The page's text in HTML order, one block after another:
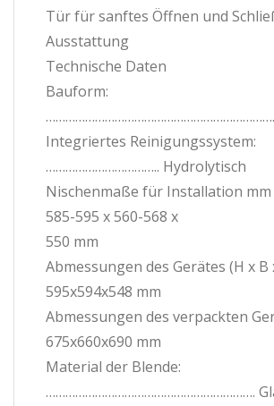
Tür für sanftes Öffnen und
Ausstattung
Technische Daten
Bauform:
Integriertes Reinigungssystem:
…………………………….. Hydrolytisch
Nischenmaße für Installation mm
585-595 x 560-568 x
550 mm
Abmessungen des Gerätes (H x
595x594x548 mm
Abmessungen des verpackten
675x660x690 mm
Material der Blende:
……………………………………………………….